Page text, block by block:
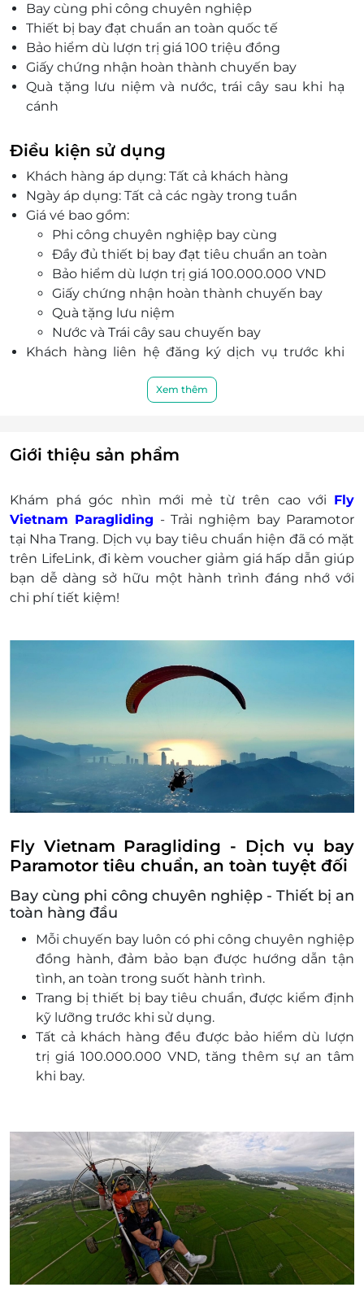
Bay cùng phi công chuyên nghiệp
Thiết bị bay đạt chuẩn an toàn quốc tế
Bảo hiểm dù lượn trị giá 100 triệu đồng
Giấy chứng nhận hoàn thành chuyến bay
Quà tặng lưu niệm và nước, trái cây sau khi hạ
cánh
Điều kiện sử dụng
Khách hàng áp dụng: Tất cả khách hàng
Ngày áp dụng: Tất cả các ngày trong tuần
Giá vé bao gồm:
Phi công chuyên nghiệp bay cùng
Đầy đủ thiết bị bay đạt tiêu chuẩn an toàn
Bảo hiểm dù lượn trị giá 100.000.000 VND
Giấy chứng nhận hoàn thành chuyến bay
Quà tặng lưu niệm
Nước và Trái cây sau chuyến bay
Khách hàng liên hệ đăng ký dịch vụ trước khi
Hotline: 19002065
Không áp dụng đồng thời với chương trình
khuyến mại khác
toán, vé đã mua vui lòng không hoàn hủy.
Xem thêm
Giới thiệu sản phẩm
Khám phá góc nhìn mới mẻ từ trên cao với Fly
Vietnam Paragliding - Trải nghiệm bay Paramotor
tại Nha Trang. Dịch vụ bay tiêu chuẩn hiện đã có mặt
trên LifeLink, đi kèm voucher giảm giá hấp dẫn giúp
bạn dễ dàng sở hữu một hành trình đáng nhớ với
chi phí tiết kiệm!
Fly Vietnam Paragliding - Dịch vụ bay
Paramotor tiêu chuẩn, an toàn tuyệt đối
Bay cùng phi công chuyên nghiệp - Thiết bị an
toàn hàng đầu
Mỗi chuyến bay luôn có phi công chuyên nghiệp
đồng hành, đảm bảo bạn được hướng dẫn tận
tình, an toàn trong suốt hành trình.
Trang bị thiết bị bay tiêu chuẩn, được kiểm định
kỹ lưỡng trước khi sử dụng.
Tất cả khách hàng đều được bảo hiểm dù lượn
trị giá 100.000.000 VND, tăng thêm sự an tâm
khi bay.